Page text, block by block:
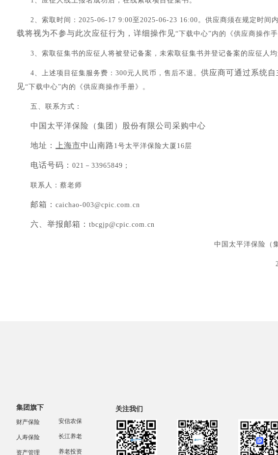
2、索取时间： 2025-06-17 9:00至 2025-06-23 16:00。供应商须在规定时间
载将视为不参与此次应征行为，详细操作见“下载中心”内的《供应商操作手
3、索取征集书的应征人将被登记备案，未索取征集书并登记备案的应征人均
4、上述项目征集服务费：300元人民币，售后不退。 供应商可通过系统
见“下载中心”内的《供应商操作手册》。
五、联系方式：
中国太平洋保险（集团）股份有限公司采购中心
地址： 上海市中山南路 1号太平洋保险大厦16层
电话号码： 021－33965849 ；
联系人： 蔡老师
邮箱： caichao-003@cpic.com.cn
六、举报邮箱： tbcgjp@cpic.com.cn
中国太平洋保险（集团）股份有限
2025年06
集团旗下
财产保险
人寿保险
资产管理
安信农保
长江养老
养老投资
关注我们